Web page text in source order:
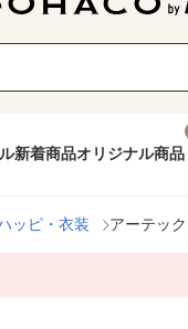
新着商品オリジナル商品
ッピ・衣装 アーテッ